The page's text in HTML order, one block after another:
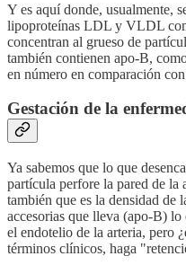
Y es aquí donde, usualmente,
lipoproteínas LDL y VLDL
concentran al grueso de
también contienen apo-B,
en número en comparación
Gestación de la
Ya sabemos que lo que
partícula perfore la pared de la
también que es la densidad de
accesorias que lleva (apo-B) lo
el endotelio de la arteria, pero
términos clínicos, haga